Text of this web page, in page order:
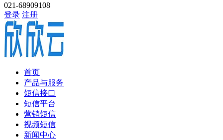
021-68909108
登录 注册
首页
产品与服务
短信接口
短信平台
营销短信
视频短信
新闻中心